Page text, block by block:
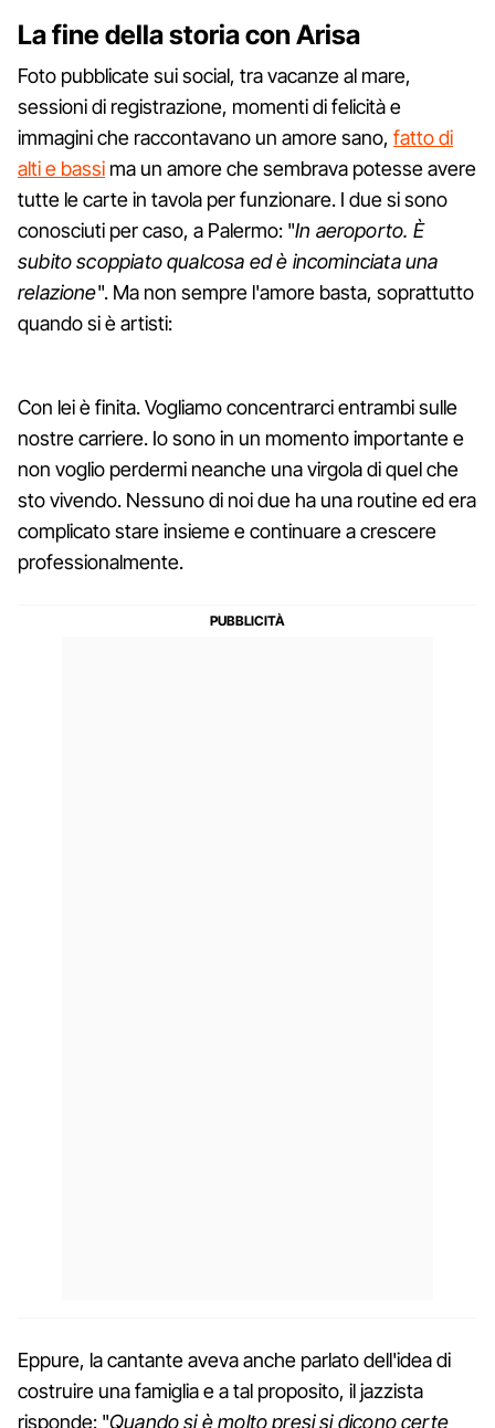
La fine della storia con Arisa
Foto pubblicate sui social, tra vacanze al mare,
sessioni di registrazione, momenti di felicità e
immagini che raccontavano un amore sano, fatto di
alti e bassi ma un amore che sembrava potesse avere
tutte le carte in tavola per funzionare. I due si sono
conosciuti per caso, a Palermo: "In aeroporto. È
subito scoppiato qualcosa ed è incominciata una
relazione". Ma non sempre l'amore basta, soprattutto
quando si è artisti:
Con lei è finita. Vogliamo concentrarci entrambi sulle
nostre carriere. Io sono in un momento importante e
non voglio perdermi neanche una virgola di quel che
sto vivendo. Nessuno di noi due ha una routine ed era
complicato stare insieme e continuare a crescere
professionalmente.
Eppure, la cantante aveva anche parlato dell'idea di
costruire una famiglia e a tal proposito, il jazzista
risponde: "Quando si è molto presi si dicono certe